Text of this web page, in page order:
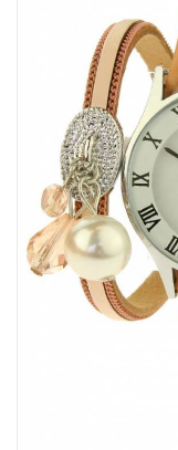
Zonnebrillen
ON THE BEACH
Charmin*s
Ohlala Jewels